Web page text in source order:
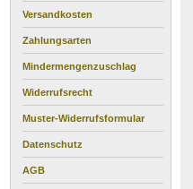
Versandkosten
Zahlungsarten
Mindermengenzuschlag
Widerrufsrecht
Muster-Widerrufsformular
Datenschutz
AGB